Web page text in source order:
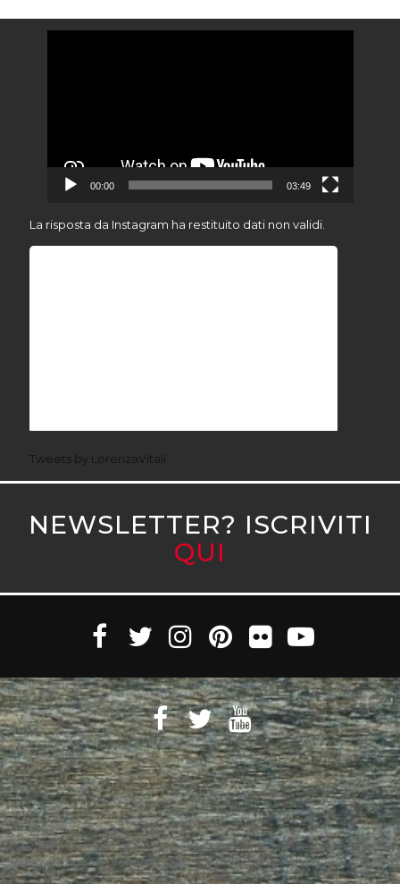
00:00 03:49
La risposta da Instagram ha restituito dati non validi.
Tweets by LorenzaVitali
NEWSLETTER? ISCRIVITI
QUI
Witaly S.r.l. © 2011-2023 All rights reserved Partita Iva 10890471005 Witaly
è registrata presso il Tribunale di Roma n. 95/2011 del 4/4/2011 – Tutti i diritti
riservati